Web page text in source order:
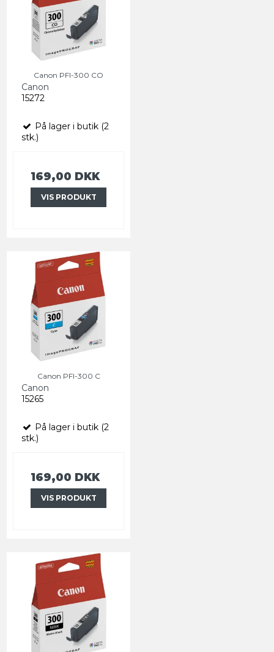
Canon PFI-300 CO
Canon
15272
På lager i butik (2
stk.)
169,00 DKK
VIS PRODUKT
Canon PFI-300 C
Canon
15265
På lager i butik (2
stk.)
169,00 DKK
VIS PRODUKT